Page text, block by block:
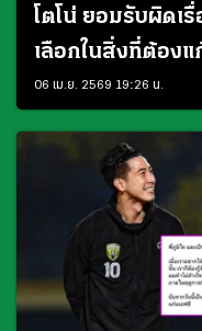
โตโน่ ยอมรับผิดเ
เลือกในสิ่งที่ต้อง
เคลียร์
06 เม.ย. 2569 19:26 น.